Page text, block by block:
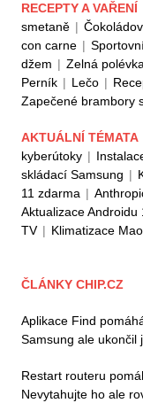
RECEPTY A VAŘENÍ
smetaně |
con carne |
džem | Zelná
Perník | Lečo |
Zapečené brambory
AKTUÁLNÍ TÉMATA
kyberútoky |
skládací Samsung |
11 zdarma |
Aktualizace Androidu
TV | Klimatizace
ČLÁNKY CHIP.CZ
Aplikace Find
Samsung ale ukončil
Restart routeru
Nevytahujte ho ale